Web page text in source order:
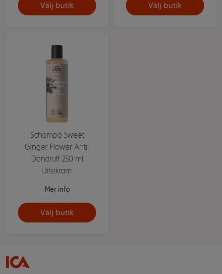
Välj butik Välj butik
Schampo Sweet
Ginger Flower Anti-
Dandruff 250 ml
Urtekram
Mer info
Välj butik